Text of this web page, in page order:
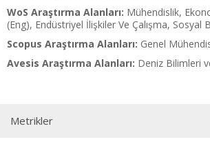
WoS Araştırma Alanları: Mühendislik,
(Eng), Endüstriyel İlişkiler Ve Çalışma, Sosyal
Scopus Araştırma Alanları: Genel
Avesis Araştırma Alanları: Deniz Bilimleri
Metrikler